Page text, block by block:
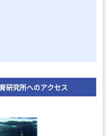
研究所へのアクセス